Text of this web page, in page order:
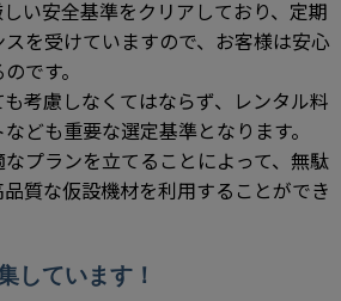
い安全基準をクリアしており、定期
を受けていますので、お客様は安心
です。
考慮しなくてはならず、レンタル料
ども重要な選定基準となります。
プランを立てることによって、無駄
質な仮設機材を利用することができ
しています！